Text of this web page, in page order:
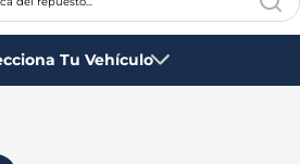
Tu Vehículo